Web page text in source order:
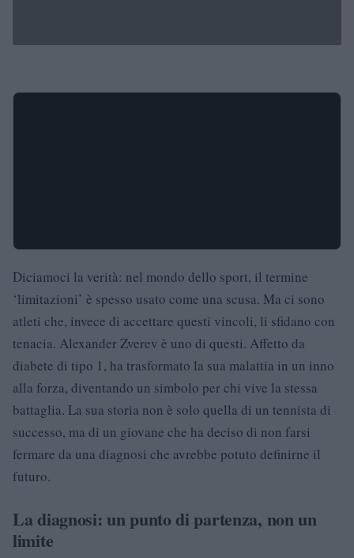
Diciamoci la verità: nel mondo dello sport, il termine
‘limitazioni’ è spesso usato come una scusa. Ma ci sono
atleti che, invece di accettare questi vincoli, li sfidano con
tenacia. Alexander Zverev è uno di questi. Affetto da
diabete di tipo 1, ha trasformato la sua malattia in un inno
alla forza, diventando un simbolo per chi vive la stessa
battaglia. La sua storia non è solo quella di un tennista di
successo, ma di un giovane che ha deciso di non farsi
fermare da una diagnosi che avrebbe potuto definirne il
futuro.
La diagnosi: un punto di partenza, non un
limite